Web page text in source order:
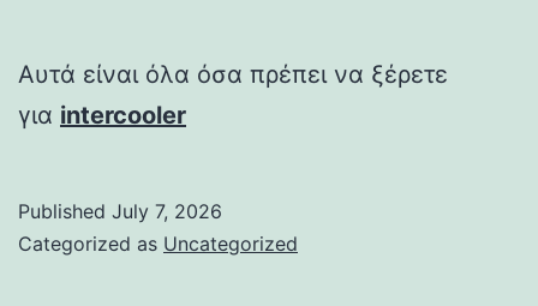
Αυτά είναι όλα όσα πρέπει να ξέρετε
για intercooler
Published July 7, 2026
Categorized as Uncategorized